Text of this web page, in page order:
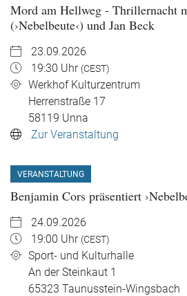
Mord am Hellweg - Thrillernacht
(›Nebelbeute‹) und Jan Beck
23.09.2026
19:30 Uhr (CEST)
Werkhof Kulturzentrum
Herrenstraße 17
58119 Unna
Zur Veranstaltung
VERANSTALTUNG
Benjamin Cors präsentiert
24.09.2026
19:00 Uhr (CEST)
Sport- und Kulturhalle
An der Steinkaut 1
65323 Taunusstein-Wingsbach